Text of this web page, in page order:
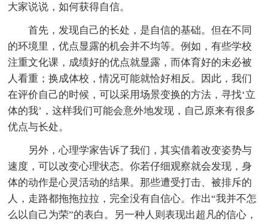
大家说说，如何获得自信。
首先，发现自己的长处，是自信的基础。但在不同
的环境里，优点显露的机会并不均等。例如，有些学校
注重文化课，成绩好的优点就显露，而体育好的未必被
人看重；换成体校，情况可能就恰好相反。因此，我们
在评价自己的时候，可以采用场景变换的方法，寻找‘立
体的我’，这样我们可能会意外地发现，自己原来有很多
优点与长处。
另外，心理学家告诉了我们，其实借着改变姿势与
速度，可以改变心理状态。你若仔细观察就会发现，身
体的动作是心灵活动的结果。那些遭受打击、被排斥的
人，走路都拖拖拉拉，完全没有自信心。作出“我并不怎
么以自己为荣”的表白。另一种人则表现出超凡的信心，